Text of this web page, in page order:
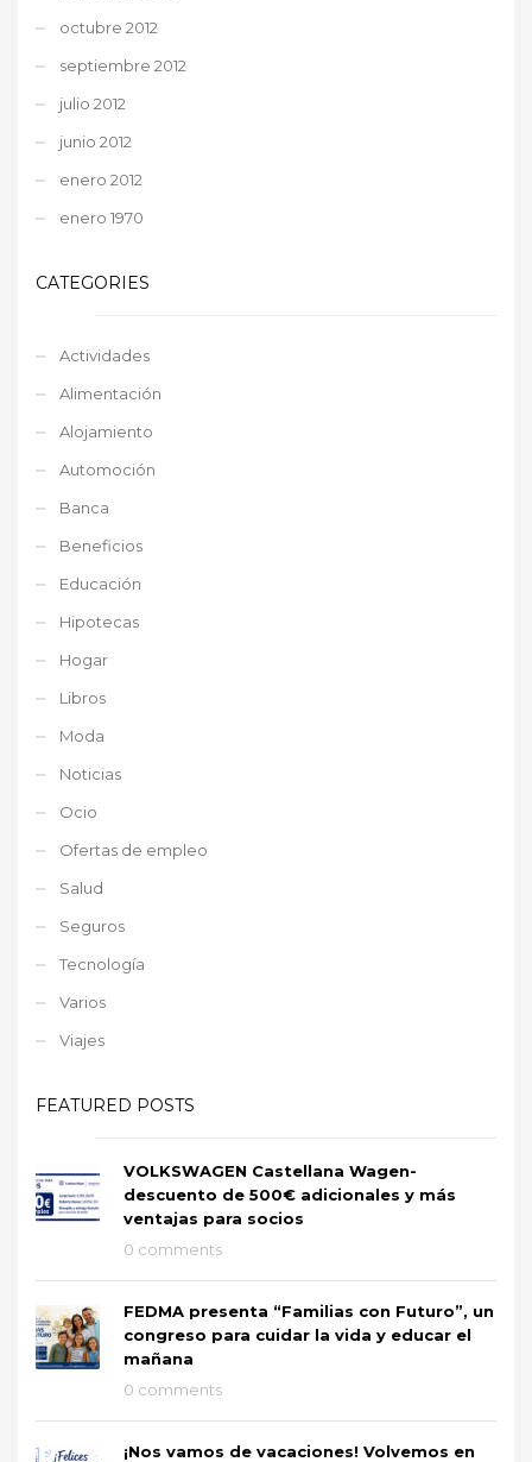
octubre 2012
septiembre 2012
julio 2012
junio 2012
enero 2012
enero 1970
CATEGORIES
Actividades
Alimentación
Alojamiento
Automoción
Banca
Beneficios
Educación
Hipotecas
Hogar
Libros
Moda
Noticias
Ocio
Ofertas de empleo
Salud
Seguros
Tecnología
Varios
Viajes
FEATURED POSTS
VOLKSWAGEN Castellana Wagen-
descuento de 500€ adicionales y más
ventajas para socios
0 comments
FEDMA presenta “Familias con Futuro”, un
congreso para cuidar la vida y educar el
mañana
0 comments
¡Nos vamos de vacaciones! Volvemos en